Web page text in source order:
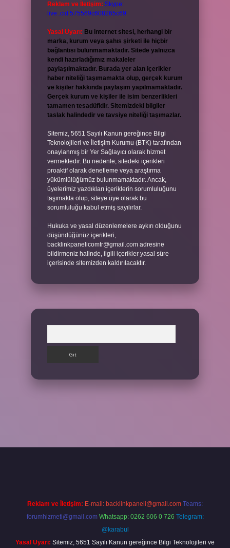
Reklam ve İletişim: Skype:
live:.cid.575569c608265c69
Yasal Uyarı: Bu internet sitesi, herhangi bir
marka, kurum veya şahıs şirketi ile hiçbir
bağlantısı bulunmamaktadır. Sitede yalnızca
kendi hazırladığımız makaleler
paylaşılmaktadır. Burada yer alan içerikler
haber niteliği taşımamakta olup, gerçek kurum
ve kişiler hakkında paylaşım yapılmamaktadır.
Gerçek kurum ve kişiler ile isim benzerlikleri
tamamen tesadüfidir. Sitemizdeki bilgiler
taslak halindedir ve tavsiye niteliği taşımazlar.
Sitemiz, 5651 Sayılı Kanun gereğince Bilgi
Teknolojileri ve İletişim Kurumu (BTK) tarafından
onaylanmış bir Yer Sağlayıcı olarak hizmet
vermektedir. Bu nedenle, sitedeki içerikleri
proaktif olarak denetleme veya araştırma
yükümlülüğümüz bulunmamaktadır. Ancak,
üyelerimiz yazdıkları içeriklerin sorumluluğunu
taşımakta olup, siteye üye olarak bu
sorumluluğu kabul etmiş sayılırlar.
Hukuka ve yasal düzenlemelere aykırı olduğunu
düşündüğünüz içerikleri,
backlinkpanelicomtr@gmail.com adresine
bildirmeniz halinde, ilgili içerikler yasal süre
içerisinde sitemizden kaldırılacaktır.
Reklam ve İletişim: E-mail: backlinkpaneli@gmail.com Teams:
forumhizmeti@gmail.com Whatsapp: 0262 606 0 726 Telegram:
@karabul
Yasal Uyarı: Sitemiz, 5651 Sayılı Kanun gereğince Bilgi Teknolojileri ve